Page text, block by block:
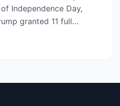
Independence Day,
granted 11 full